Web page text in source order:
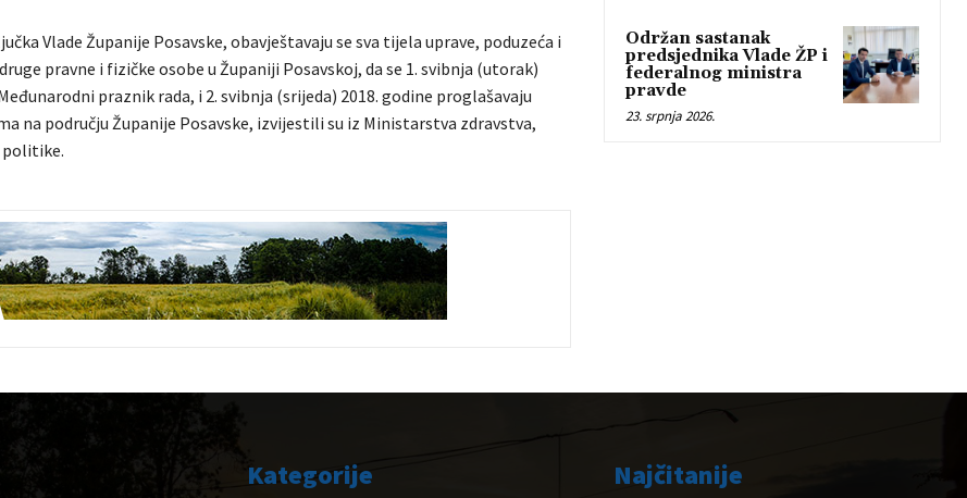
Vlade Županije Posavske, obavještavaju se sva tijela uprave, poduzeća i
pravne i fizičke osobe u Županiji Posavskoj, da se 1. svibnja (utorak)
praznik rada, i 2. svibnja (srijeda) 2018. godine proglašavaju
na području Županije Posavske, izvijestili su iz Ministarstva zdravstva,
politike.
Održan sastanak
predsjednika Vlade ŽP i
federalnog ministra
pravde
23. srpnja 2026.
Kategorije Najčitanije